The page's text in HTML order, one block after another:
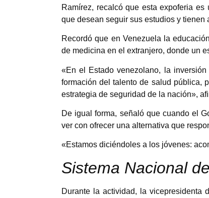
Ramírez, recalcó que esta expoferia
que desean seguir sus estudios y tienen
Recordó que en Venezuela la
de medicina en el extranjero, donde un
«En el Estado venezolano, la
formación del talento de salud pública,
estrategia de seguridad de la nación»,
De igual forma, señaló que cuando el
ver con ofrecer una alternativa que
«Estamos diciéndoles a los jóvenes:
Sistema Nacional
Durante la actividad, la vicepresidenta